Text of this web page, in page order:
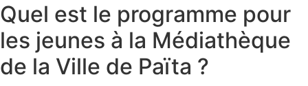
Quel est le programme pour
les jeunes à la Médiathèque
de la Ville de Païta ?